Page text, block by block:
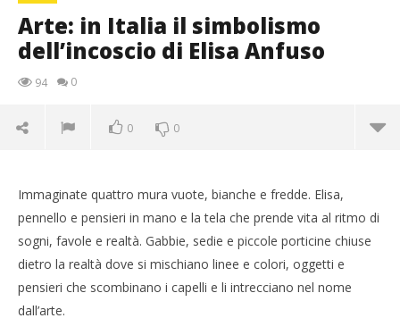
Arte: in Italia il simbolismo
dell’incoscio di Elisa Anfuso
94 0
0 0
Immaginate quattro mura vuote, bianche e fredde. Elisa,
pennello e pensieri in mano e la tela che prende vita al ritmo di
sogni, favole e realtà. Gabbie, sedie e piccole porticine chiuse
dietro la realtà dove si mischiano linee e colori, oggetti e
pensieri che scombinano i capelli e li intrecciano nel nome
dall’arte.